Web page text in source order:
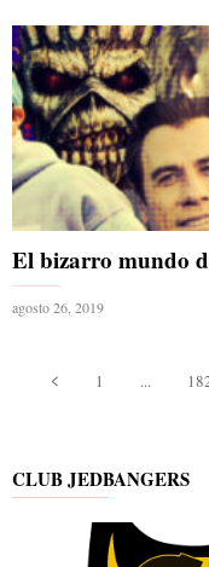
El bizarro mundo
agosto 26, 2019
1 ...
CLUB JEDBANGERS